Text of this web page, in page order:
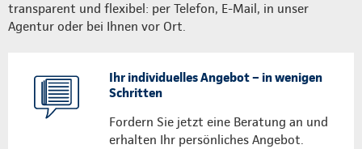
transparent und flexibel: per Telefon, E-Mail, in unser
Agentur oder bei Ihnen vor Ort.
Ihr individuelles Angebot – in wenigen
Schritten
Fordern Sie jetzt eine Beratung an und
erhalten Ihr persönliches Angebot.